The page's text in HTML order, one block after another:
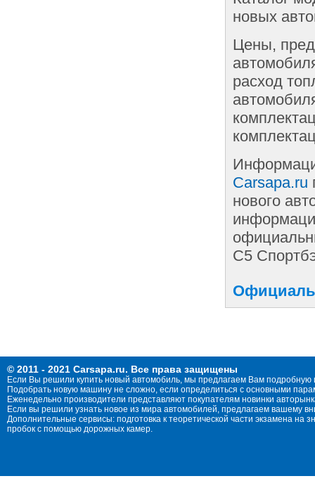
новых
Цены,
расход
Carsapa.ru
нового
С5
© 2011 - 2021 Carsapa.ru. Все права защищены
Если Вы решили купить новый автомобиль, мы предлагаем Вам
Подобрать новую машину не сложно, если определиться с основными
Еженедельно производители представляют покупателям новинки
Если вы решили узнать новое из мира автомобилей, предлагаем вашему
Дополнительные сервисы: подготовка к теоретической части экзамена
пробок с помощью дорожных камер.